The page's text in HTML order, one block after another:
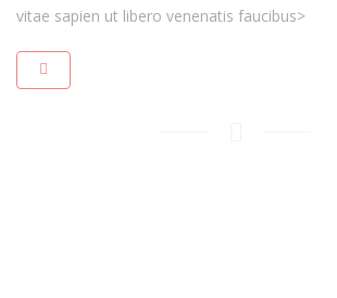
vitae sapien ut libero venenatis faucibus>